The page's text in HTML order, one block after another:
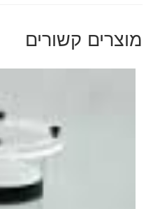
מוצרים קשורים